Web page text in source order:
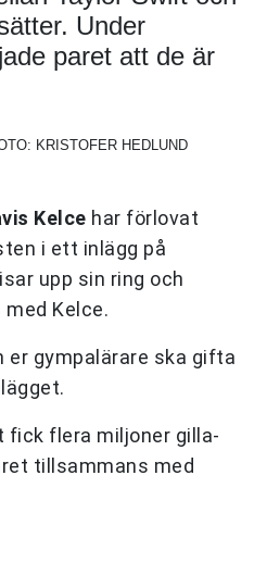
Under
paret att de är
KRISTOFER HEDLUND
Kelce har förlovat
i ett inlägg på
upp sin ring och
Kelce.
er gympalärare ska gifta
fick flera miljoner gilla-
tillsammans med